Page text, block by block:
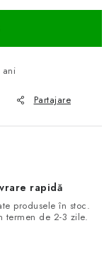
Partajare
rapidă
produsele în stoc.
termen de 2-3 zile.